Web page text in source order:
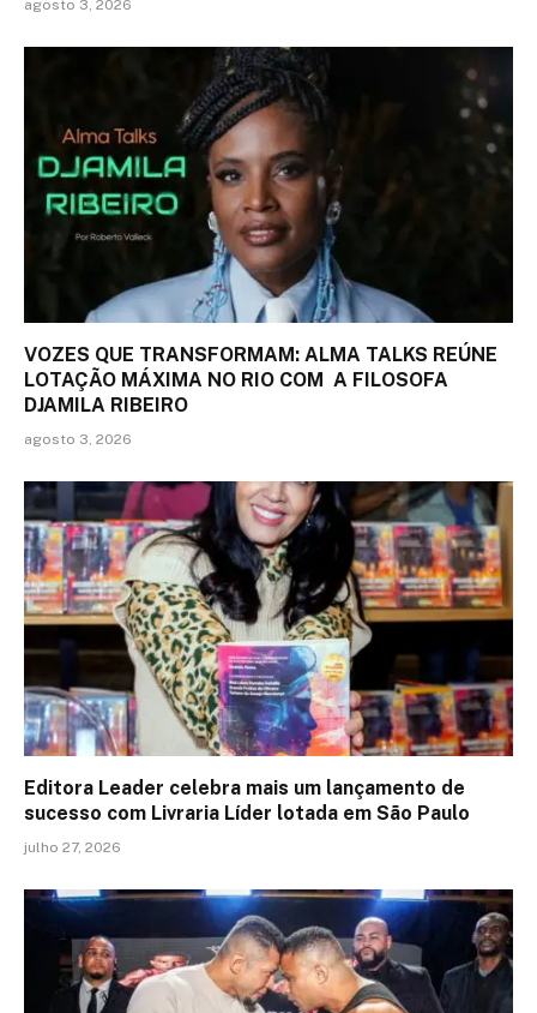
agosto 3, 2026
VOZES QUE TRANSFORMAM: ALMA TALKS REÚNE
LOTAÇÃO MÁXIMA NO RIO COM A FILOSOFA
DJAMILA RIBEIRO
agosto 3, 2026
Editora Leader celebra mais um lançamento de
sucesso com Livraria Líder lotada em São Paulo
julho 27, 2026